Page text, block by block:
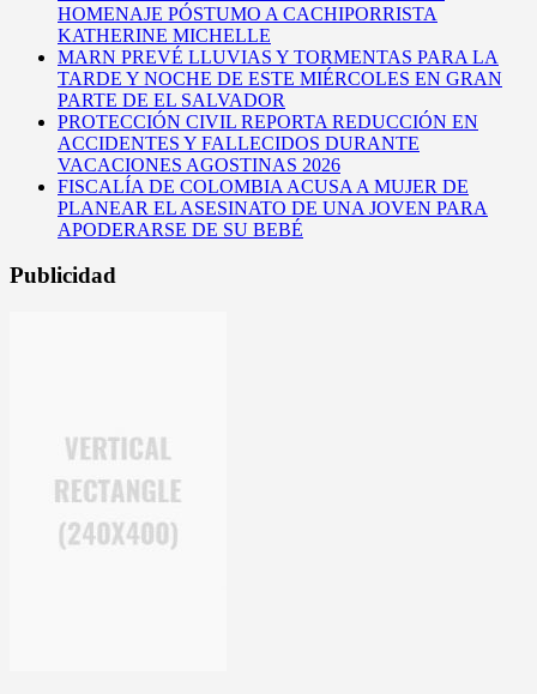
HOMENAJE PÓSTUMO A CACHIPORRISTA
KATHERINE MICHELLE
MARN PREVÉ LLUVIAS Y TORMENTAS PARA LA
TARDE Y NOCHE DE ESTE MIÉRCOLES EN GRAN
PARTE DE EL SALVADOR
PROTECCIÓN CIVIL REPORTA REDUCCIÓN EN
ACCIDENTES Y FALLECIDOS DURANTE
VACACIONES AGOSTINAS 2026
FISCALÍA DE COLOMBIA ACUSA A MUJER DE
PLANEAR EL ASESINATO DE UNA JOVEN PARA
APODERARSE DE SU BEBÉ
Publicidad